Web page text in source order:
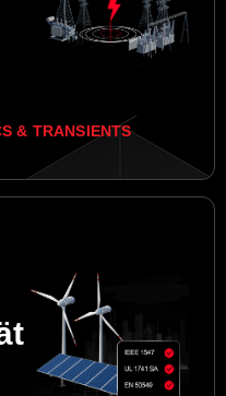
& TRANSIENTS